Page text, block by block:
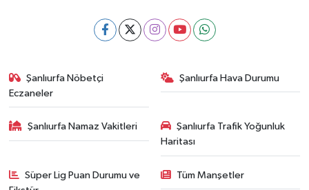
Şanlıurfa Nöbetçi
Eczaneler
Şanlıurfa Hava Durumu
Şanlıurfa Namaz Vakitleri
Şanlıurfa Trafik Yoğunluk
Haritası
Süper Lig Puan Durumu ve
Tüm Manşetler